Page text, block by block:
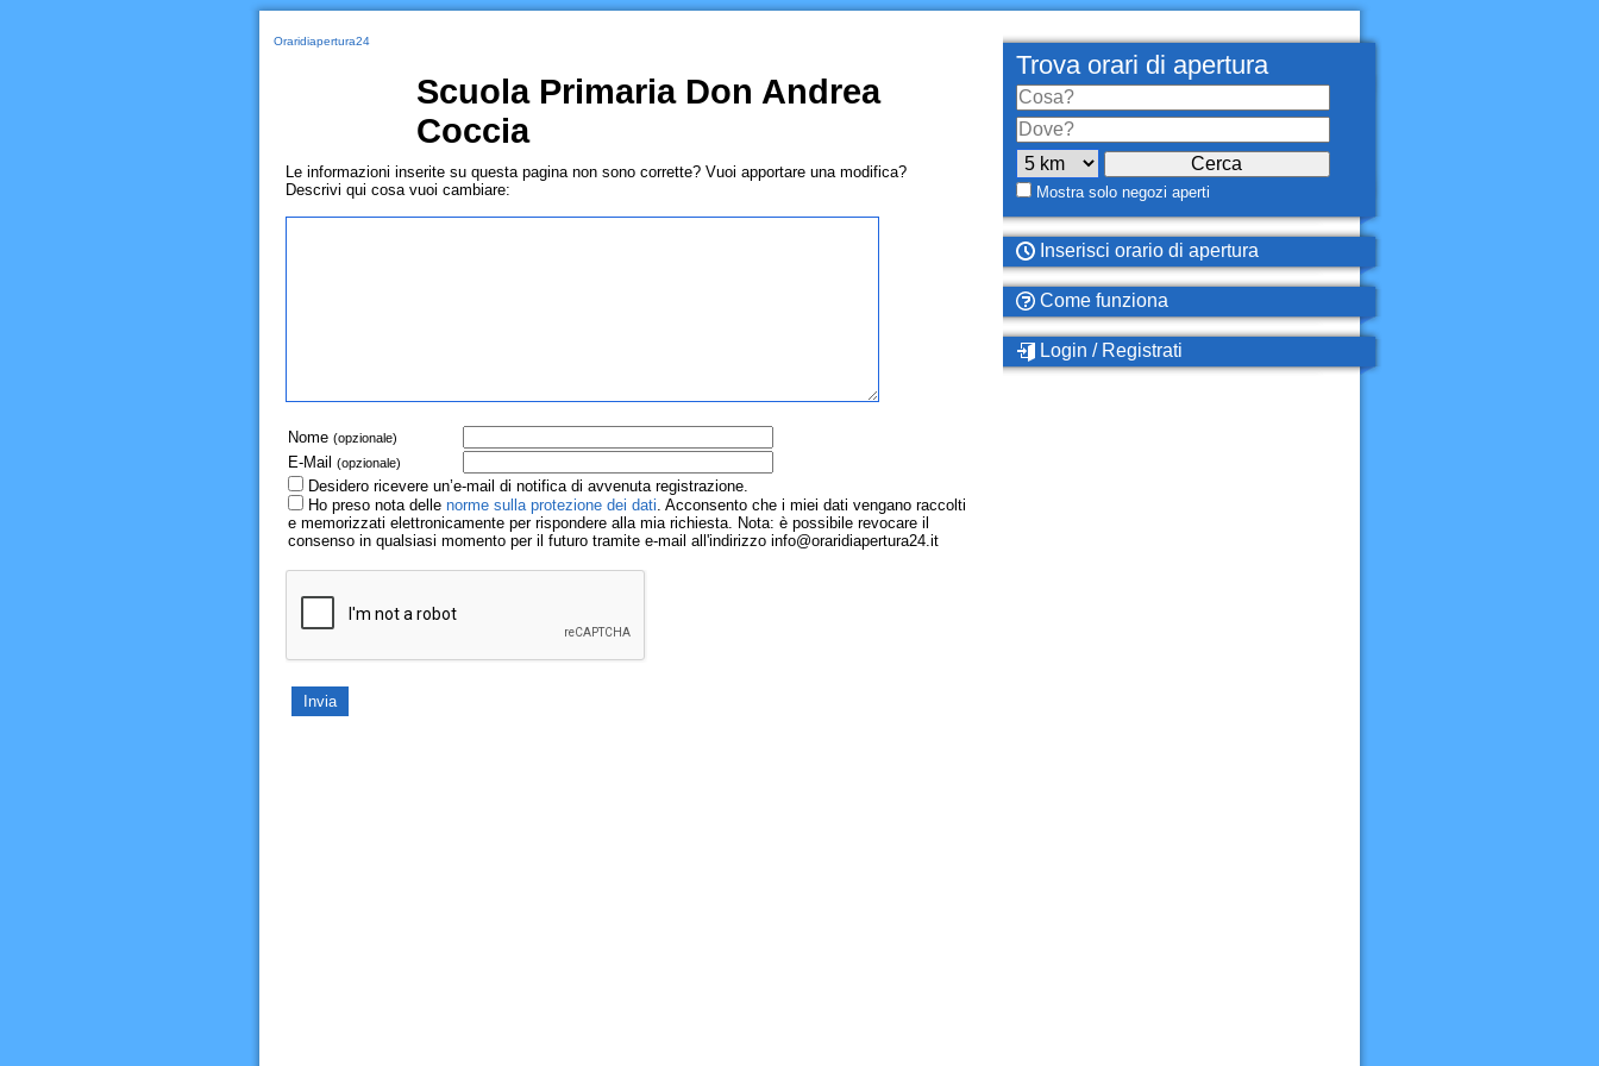
Oraridiapertura24
Scuola Primaria Don Andrea
Coccia
Le informazioni inserite su questa pagina non sono corrette? Vuoi apportare una modifica?
Descrivi qui cosa vuoi cambiare:
Nome (opzionale)
E-Mail (opzionale)
Desidero ricevere un’e-mail di notifica di avvenuta registrazione.
Ho preso nota delle norme sulla protezione dei dati. Acconsento che i miei dati vengano raccolti
e memorizzati elettronicamente per rispondere alla mia richiesta. Nota: è possibile revocare il
consenso in qualsiasi momento per il futuro tramite e-mail all'indirizzo info@oraridiapertura24.it
Trova orari di apertura
Mostra solo negozi aperti
Inserisci orario di apertura
Come funziona
Login / Registrati